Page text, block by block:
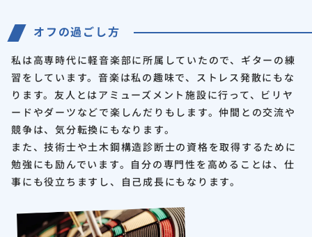
オフの過ごし方
私は高専時代に軽音楽部に所属していたので、ギターの練
習をしています。音楽は私の趣味で、ストレス発散にもな
ります。友人とはアミューズメント施設に行って、ビリヤ
ードやダーツなどで楽しんだりもします。仲間との交流や
競争は、気分転換にもなります。
また、技術士や土木鋼構造診断士の資格を取得するために
勉強にも励んでいます。自分の専門性を高めることは、仕
事にも役立ちますし、自己成長にもなります。